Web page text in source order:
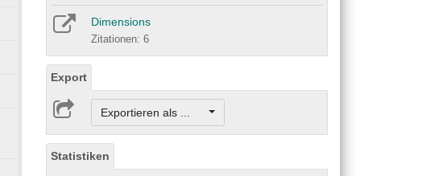
Dimensions
Zitationen: 6
Export
Exportieren als ...
Statistiken